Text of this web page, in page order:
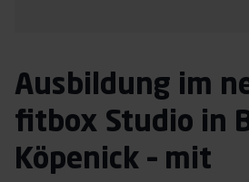
DE
Ausbildung im
fitbox Studio in
Köpenick – mit